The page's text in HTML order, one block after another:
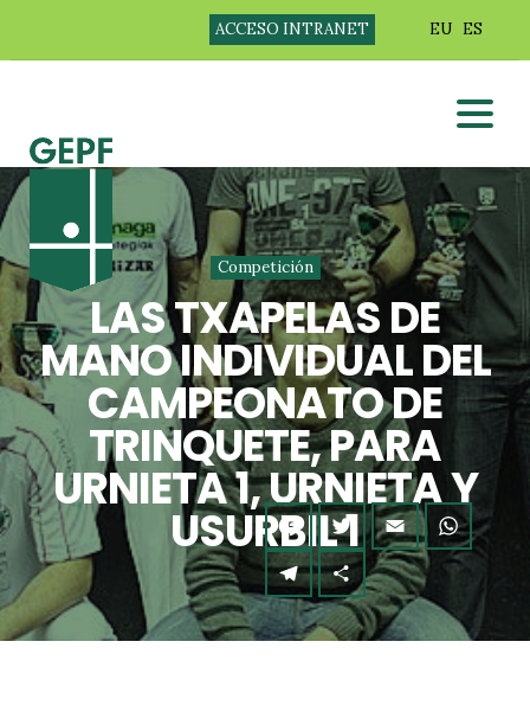
ACCESO INTRANET EU ES
Competición
LAS TXAPELAS DE
MANO INDIVIDUAL DEL
CAMPEONATO DE
TRINQUETE, PARA
URNIETA 1, URNIETA Y
USURBIL 1